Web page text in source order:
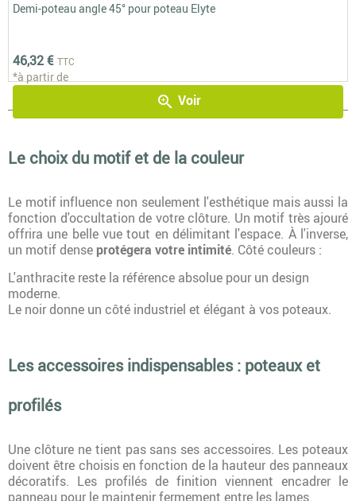
Demi-poteau angle 45° pour poteau Elyte
46,32 € TTC
*à partir de
zoom_in Voir
Le choix du motif et de la couleur
Le motif influence non seulement l'esthétique mais aussi la
fonction d'occultation de votre clôture. Un motif très ajouré
offrira une belle vue tout en délimitant l'espace. À l'inverse,
un motif dense protégera votre intimité. Côté couleurs :
L'anthracite reste la référence absolue pour un design
moderne.
Le noir donne un côté industriel et élégant à vos poteaux.
Les accessoires indispensables : poteaux et
profilés
Une clôture ne tient pas sans ses accessoires. Les poteaux
doivent être choisis en fonction de la hauteur des panneaux
décoratifs. Les profilés de finition viennent encadrer le
panneau pour le maintenir fermement entre les lames.